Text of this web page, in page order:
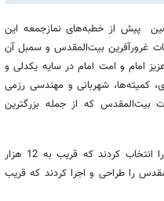
پیش از خطبه‌های نمازجمعه این
غرور‌آفرین بیت‌المقدس و سمبل آن
فرزندان عزیز امام و امت امام در سایه یکدلی و
کمیته‌ها، شهربانی و مهندسی رزمی
بیت‌المقدس که از جمله بزرگترین
وی افزود: فرزندان دلبند امام در آن مقطع و عملیات بیت‌المقدس جغرافیایی را انتخاب کردند که قریب به 12 هزار
را طراحی و اجرا کردند که قریب